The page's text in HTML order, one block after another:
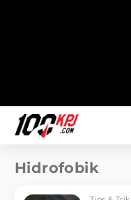
Hidrofobik